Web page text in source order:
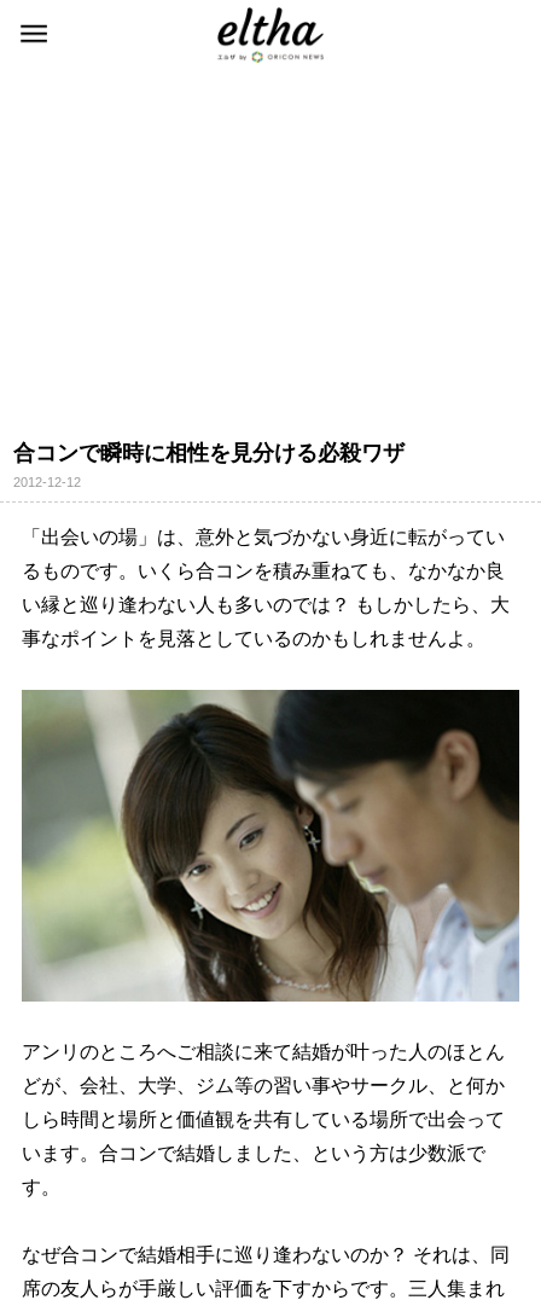
合コンで瞬時に相性を見分ける必殺ワザ
2012-12-12
「出会いの場」は、意外と気づかない身近に転がってい
るものです。いくら合コンを積み重ねても、なかなか良
い縁と巡り逢わない人も多いのでは？ もしかしたら、大
事なポイントを見落としているのかもしれませんよ。
アンリのところへご相談に来て結婚が叶った人のほとん
どが、会社、大学、ジム等の習い事やサークル、と何か
しら時間と場所と価値観を共有している場所で出会って
います。合コンで結婚しました、という方は少数派で
す。
なぜ合コンで結婚相手に巡り逢わないのか？ それは、同
席の友人らが手厳しい評価を下すからです。三人集まれ